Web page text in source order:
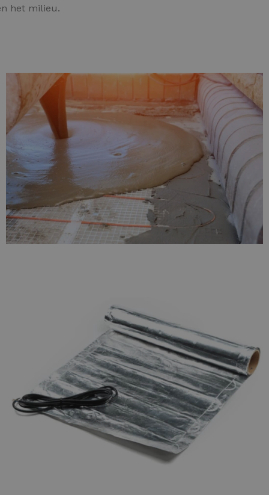
GEREEDSCHAP
gereedschap pakket
het milieu.